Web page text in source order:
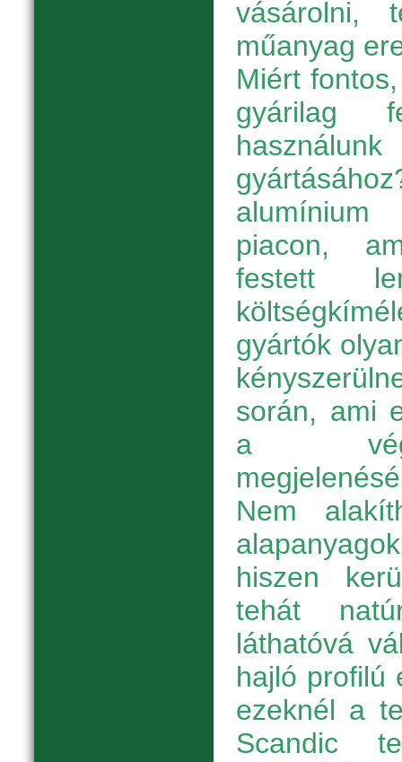
vásárolni,
műanyag
Miért
gyárilag
piacon,
festett
gyártók
során, ami
a
Nem
hiszen
tehát
láthatóvá
hajló profilú
ezeknél a
Scandic